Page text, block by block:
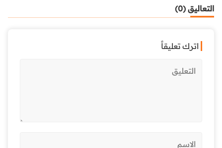
التعاليق (0)
اترك تعليقاً